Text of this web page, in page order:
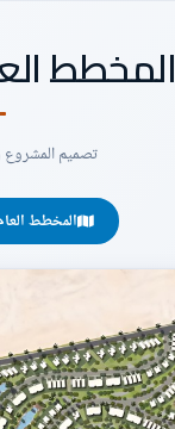
المخطط
تصميم المشروع
المخطط